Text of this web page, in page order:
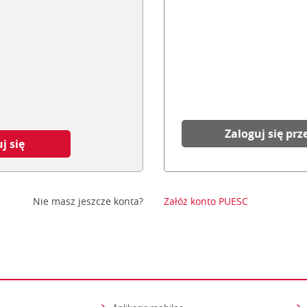
się
Zaloguj się
Nie masz jeszcze konta? Załóż konto PUESC